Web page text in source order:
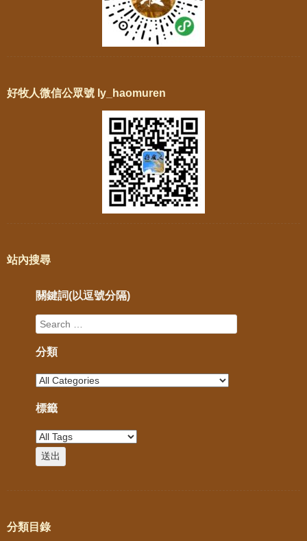
好牧人微信公眾號 ly_haomuren
站內搜尋
關鍵詞(以逗號分隔)
分類
標籤
分類目錄